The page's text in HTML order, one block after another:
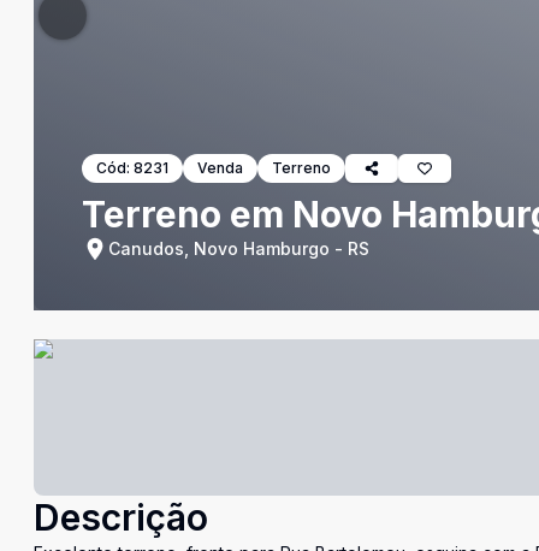
Cód: 8231 Venda Terreno
Terreno em Novo
Canudos, Novo Hamburgo - RS
Descrição